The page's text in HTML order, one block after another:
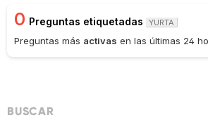
0 Preguntas etiquetadas YURTA
Preguntas más activas en las últimas 24
BUSCAR